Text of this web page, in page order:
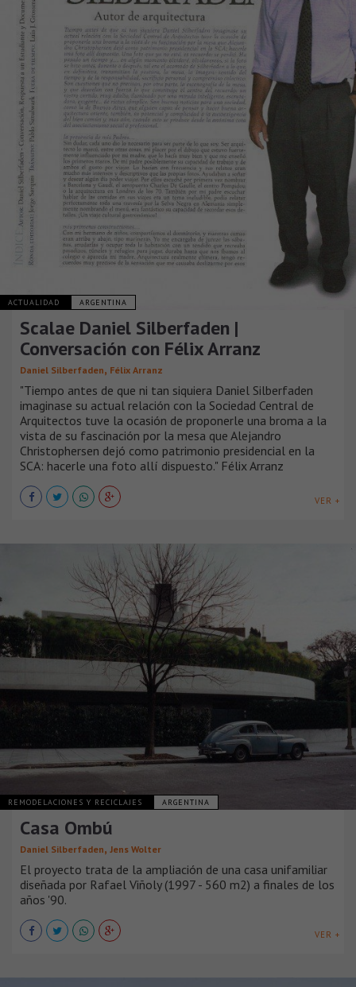
ACTUALIDAD ARGENTINA
Scalae Daniel Silberfaden |
Conversación con Félix Arranz
Daniel Silberfaden, Félix Arranz
"Tiempo antes de que ni tan siquiera Daniel Silberfaden
imaginase su actual relación con la Sociedad Central de
Arquitectos tuve la ocasión de proponerle una broma a la
vista de su fascinación por la mesa que Alejandro
Christophersen dejó como patrimonio presidencial en la
SCA: hacerle una foto allí dispuesto." Félix Arranz
VER +
REMODELACIONES Y RECICLAJES ARGENTINA
Casa Ombú
Daniel Silberfaden, Jens Wolter
El proyecto trata de la ampliación de una casa unifamiliar
diseñada por Rafael Viñoly (1997 - 560 m2) a finales de los
años '90.
VER +